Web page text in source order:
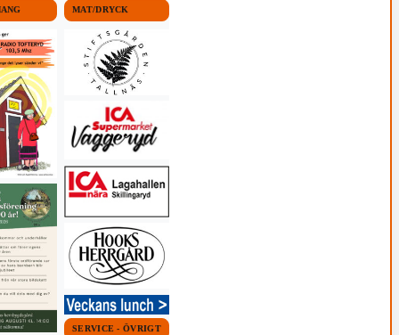
MAT/DRYCK
SERVICE - ÖVRIGT